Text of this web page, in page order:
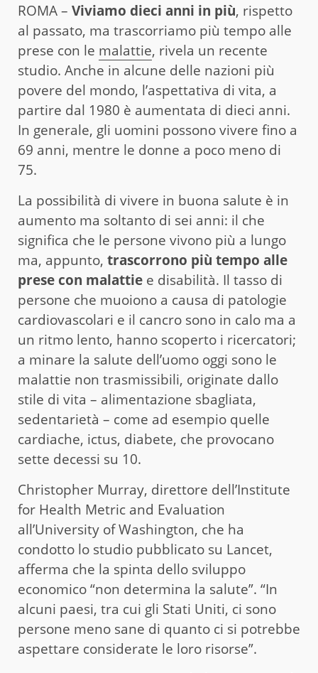
ROMA – Viviamo dieci anni in più, rispetto
al passato, ma trascorriamo più tempo alle
prese con le malattie, rivela un recente
studio. Anche in alcune delle nazioni più
povere del mondo, l’aspettativa di vita, a
partire dal 1980 è aumentata di dieci anni.
In generale, gli uomini possono vivere fino a
69 anni, mentre le donne a poco meno di
75.
La possibilità di vivere in buona salute è in
aumento ma soltanto di sei anni: il che
significa che le persone vivono più a lungo
ma, appunto, trascorrono più tempo alle
prese con malattie e disabilità. Il tasso di
persone che muoiono a causa di patologie
cardiovascolari e il cancro sono in calo ma a
un ritmo lento, hanno scoperto i ricercatori;
a minare la salute dell’uomo oggi sono le
malattie non trasmissibili, originate dallo
stile di vita – alimentazione sbagliata,
sedentarietà – come ad esempio quelle
cardiache, ictus, diabete, che provocano
sette decessi su 10.
Christopher Murray, direttore dell’Institute
for Health Metric and Evaluation
all’University of Washington, che ha
condotto lo studio pubblicato su Lancet,
afferma che la spinta dello sviluppo
economico “non determina la salute”. “In
alcuni paesi, tra cui gli Stati Uniti, ci sono
persone meno sane di quanto ci si potrebbe
aspettare considerate le loro risorse”.